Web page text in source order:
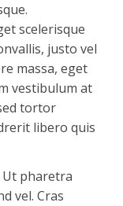
scelerisque
justo vel
massa, eget
vestibulum at
tortor
libero quis
Ut pharetra
vel. Cras